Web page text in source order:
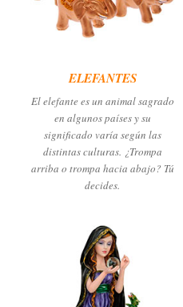
ELEFANTES
El elefante es un animal sagrado
en algunos países y su
significado varía según las
distintas culturas. ¿Trompa
arriba o trompa hacia abajo? Tú
decides.